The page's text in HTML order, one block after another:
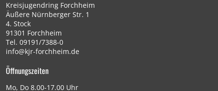
Kreisjugendring Forchheim
Äußere Nürnberger Str. 1
4. Stock
91301 Forchheim
Tel. 09191/7388-0
info@kjr-forchheim.de
Öffnungszeiten
Mo, Do 8.00-17.00 Uhr